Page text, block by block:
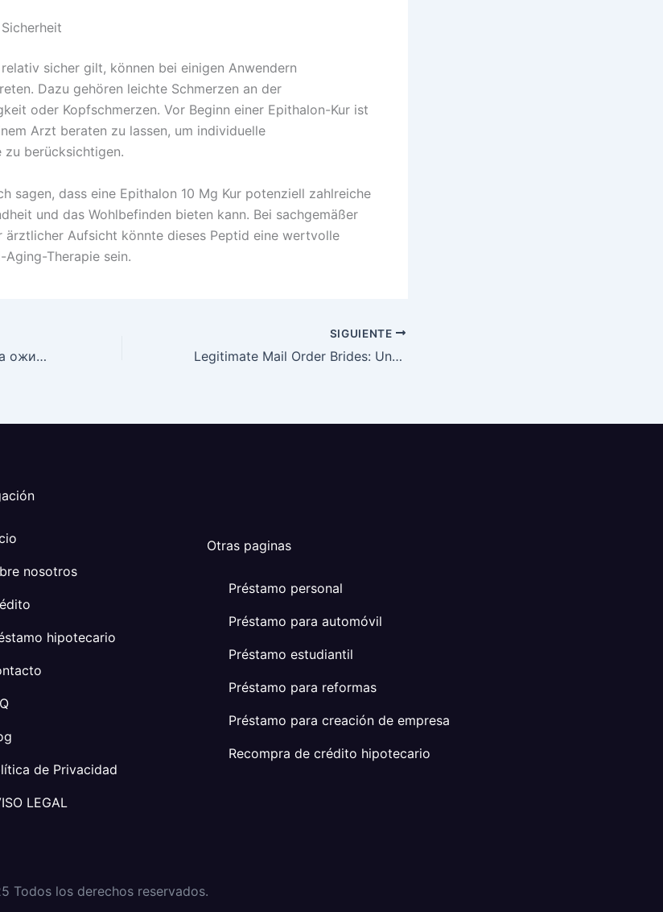
sicher gilt, können bei einigen Anwendern
Dazu gehören leichte Schmerzen an der
oder Kopfschmerzen. Vor Beginn einer Epithalon-Kur ist
Arzt beraten zu lassen, um individuelle
zu berücksichtigen.
sagen, dass eine Epithalon 10 Mg Kur potenziell zahlreiche
und das Wohlbefinden bieten kann. Bei sachgemäßer
ärztlicher Aufsicht könnte dieses Peptid eine wertvolle
Therapie sein.
Как психика реагирует на ожидание
SIGUIENTE
Legitimate Mail Order Brides: Understanding the Phenomenon of Genuine International Connections
nosotros
hipotecario
de Privacidad
LEGAL
Otras paginas
Préstamo personal
Préstamo para automóvil
Préstamo estudiantil
Préstamo para reformas
Préstamo para creación de empresa
Recompra de crédito hipotecario
Todos los derechos reservados.